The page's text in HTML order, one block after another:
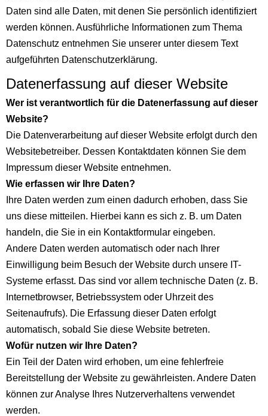
Daten sind alle Daten, mit denen Sie persönlich identifiziert
werden können. Ausführliche Informationen zum Thema
Datenschutz entnehmen Sie unserer unter diesem Text
aufgeführten Datenschutzerklärung.
Datenerfassung auf dieser Website
Wer ist verantwortlich für die Datenerfassung auf dieser
Website?
Die Datenverarbeitung auf dieser Website erfolgt durch den
Websitebetreiber. Dessen Kontaktdaten können Sie dem
Impressum dieser Website entnehmen.
Wie erfassen wir Ihre Daten?
Ihre Daten werden zum einen dadurch erhoben, dass Sie
uns diese mitteilen. Hierbei kann es sich z. B. um Daten
handeln, die Sie in ein Kontaktformular eingeben.
Andere Daten werden automatisch oder nach Ihrer
Einwilligung beim Besuch der Website durch unsere IT-
Systeme erfasst. Das sind vor allem technische Daten (z. B.
Internetbrowser, Betriebssystem oder Uhrzeit des
Seitenaufrufs). Die Erfassung dieser Daten erfolgt
automatisch, sobald Sie diese Website betreten.
Wofür nutzen wir Ihre Daten?
Ein Teil der Daten wird erhoben, um eine fehlerfreie
Bereitstellung der Website zu gewährleisten. Andere Daten
können zur Analyse Ihres Nutzerverhaltens verwendet
werden.